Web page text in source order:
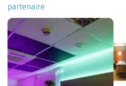
partenaire